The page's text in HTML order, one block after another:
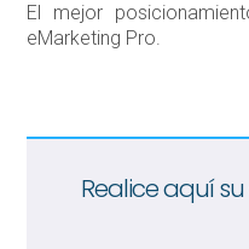
El mejor
eMarketing Pro.
Realice aquí